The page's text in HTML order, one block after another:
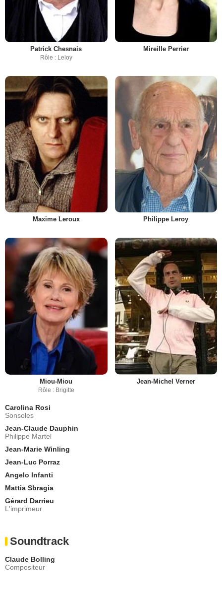
Patrick Chesnais
Rôle : Leloy
Mireille Perrier
Maxime Leroux Philippe Leroy
Miou-Miou
Rôle : Brigitte
Jean-Michel Verner
Carolina Rosi
Sonsoles
Jean-Claude Dauphin
Philippe Martel
Jean-Marie Winling
Jean-Luc Porraz
Angelo Infanti
Mattia Sbragia
Gérard Darrieu
L'imprimeur
Soundtrack
Claude Bolling
Compositeur